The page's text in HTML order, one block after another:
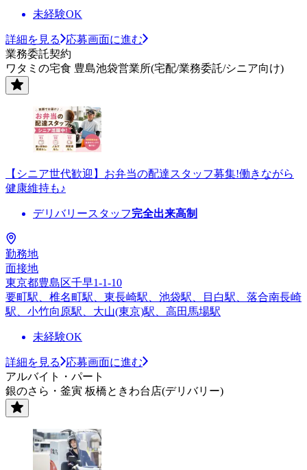
未経験OK
詳細を見る
応募画面に進む
業務委託契約
ワタミの宅食 豊島池袋営業所(宅配/業務委託/シニア向け)
【シニア世代歓迎】お弁当の配達スタッフ募集!働きながら
健康維持も♪
デリバリースタッフ完全出来高制
勤務地
面接地
東京都豊島区千早1-1-10
要町駅、椎名町駅、東長崎駅、池袋駅、目白駅、落合南長崎
駅、小竹向原駅、大山(東京)駅、高田馬場駅
未経験OK
詳細を見る
応募画面に進む
アルバイト・パート
銀のさら・釜寅 板橋ときわ台店(デリバリー)